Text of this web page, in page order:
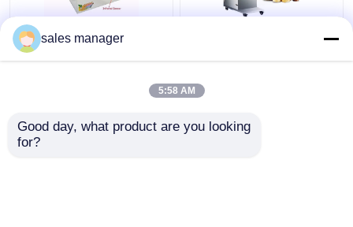
ধান ভর্তি গুঁড়ো বীজের জন্য আধা
স্বয়ংক্রিয় চা ওজন মেশিন
sales manager
5:58 AM
Good day, what product are you looking
for?